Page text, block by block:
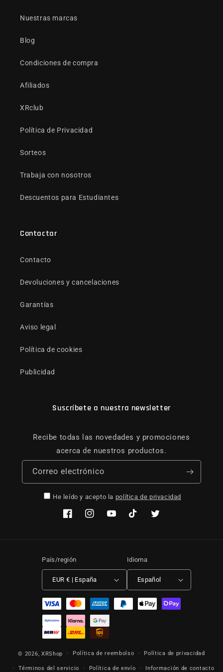
Nuestras marcas
Blog
Condiciones de compra
Afiliados
XRclub
Política de Privacidad
Sorteos
Trabaja con nosotros
Descuentos para Estudiantes
Contactar
Contacto
Devoluciones y cancelaciones
Garantías
Aviso legal
Política de cookies
Publicidad
Suscríbete a nuestra newsletter
Recibe todas las novedades y promociones
acerca de nuestros productos.
Correo electrónico
He leído y acepto la política de privacidad
FacebookInstagramYouTubeTikTok Twitter
País/región
EUR € | España
Idioma
Español
Formas de pago
© 2026, XRShop Política de reembolso Política de privacidad
Términos del servicio Política de envío Información de contacto